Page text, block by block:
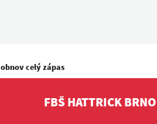
obnov celý zápas
FBŠ HATTRICK BRNO